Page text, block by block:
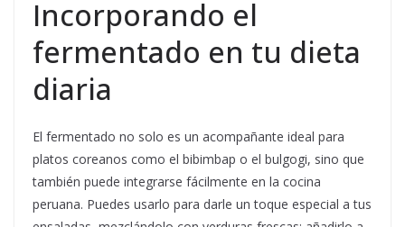
Incorporando el
fermentado en tu dieta
diaria
El fermentado no solo es un acompañante ideal para
platos coreanos como el bibimbap o el bulgogi, sino que
también puede integrarse fácilmente en la cocina
peruana. Puedes usarlo para darle un toque especial a tus